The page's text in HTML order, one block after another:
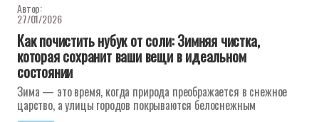
Автор:
27/01/2026
Как почистить нубук от соли: Зимняя чистка,
которая сохранит ваши вещи в идеальном
состоянии
Зима — это время, когда природа преображается в снежное
царство, а улицы городов покрываются белоснежным